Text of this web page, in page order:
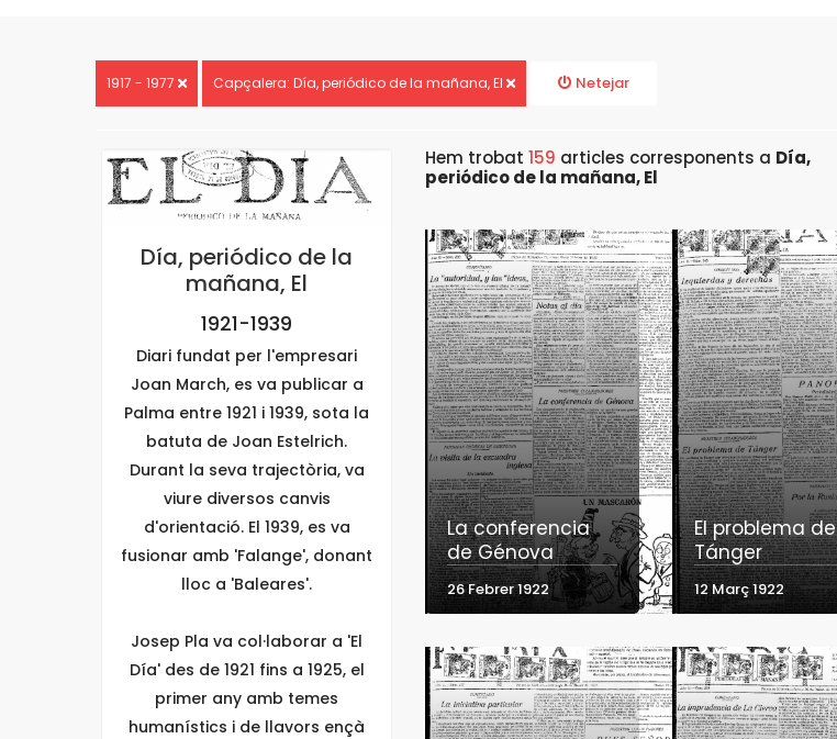
1917 - 1977 Capçalera: Día, periódico de la mañana, El Netejar
Día, periódico de la
mañana, El
1921-1939
Diari fundat per l'empresari
Joan March, es va publicar a
Palma entre 1921 i 1939, sota la
batuta de Joan Estelrich.
Durant la seva trajectòria, va
viure diversos canvis
d'orientació. El 1939, es va
fusionar amb 'Falange', donant
lloc a 'Baleares'.
Josep Pla va col·laborar a 'El
Día' des de 1921 fins a 1925, el
primer any amb temes
humanístics i de llavors ençà
Hem trobat 159 articles corresponents a Día,
periódico de la mañana, El
La conferencia
de Génova
26 Febrer 1922
El problema de
Tánger
12 Març 1922